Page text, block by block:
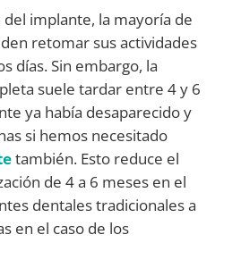
del implante, la mayoría de
retomar sus actividades
días. Sin embargo, la
suele tardar entre 4 y 6
ya había desaparecido y
si hemos necesitado
también. Esto reduce el
de 4 a 6 meses en el
dentales tradicionales a
en el caso de los